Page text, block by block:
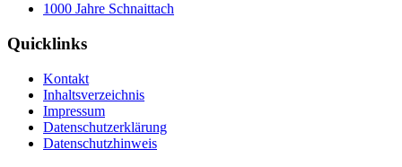
1000 Jahre Schnaittach
Quicklinks
Kontakt
Inhaltsverzeichnis
Impressum
Datenschutzerklärung
Datenschutzhinweis